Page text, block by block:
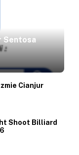
Sentosa
Cianjur
Shoot Billiard